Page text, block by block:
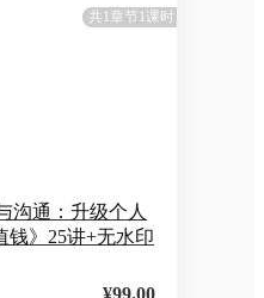
共1章节1课时
沟通：升级个人
钱》25讲+无水印
¥99.00